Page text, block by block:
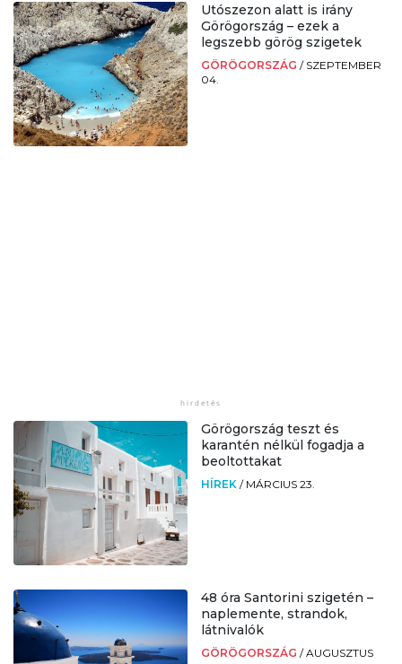
Utószezon alatt is irány
Görögország – ezek a
legszebb görög szigetek
GÖRÖGORSZÁG / SZEPTEMBER
04.
Görögország teszt és
karantén nélkül fogadja a
beoltottakat
HÍREK / MÁRCIUS 23.
48 óra Santorini szigetén –
naplemente, strandok,
látnivalók
GÖRÖGORSZÁG /AUGUSZTUS